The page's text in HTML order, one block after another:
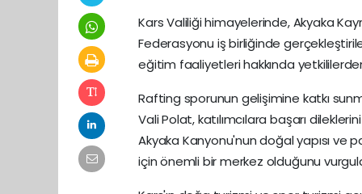
Kars Valiliği himayelerinde, Akyaka
Federasyonu iş birliğinde
eğitim faaliyetleri hakkında
Rafting sporunun gelişimine katkı
Vali Polat, katılımcılara başarı
Akyaka Kanyonu'nun doğal yapısı ve
için önemli bir merkez olduğunu